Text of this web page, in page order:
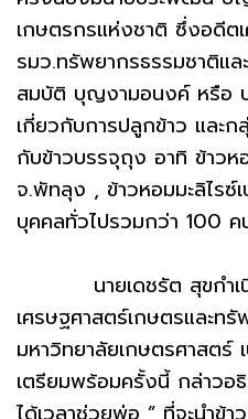
เกษตรกรแห่งชาติ ซึ่งอดีต
รมว.ทรัพยากรธรรมชาติแ
สมบัติ บุญงามอนงค์ หรือ
เกี่ยวกับการปลูกข้าว และก
กับข้าวบรรจุถุง อาทิ ข้าว
จ.พัทลุง , ข้าวหอมมะลิไร
บุคคลทั่วไปรว
นายเดชรัต สุขกำเนิ
เศรษฐศาสตร์เกษตรและท
มหาวิทยาลัยเกษตรศาสตร์
เตรียมพร้อมครั้งนี้ กล่าวอ